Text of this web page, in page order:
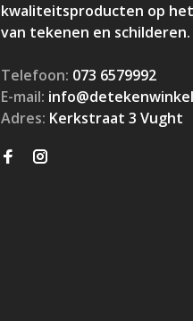
kwaliteitsproducten op
van tekenen en schilderen.
Telefoon: 073 6579992
E-mail:
Adres: Kerkstraat 3 Vught